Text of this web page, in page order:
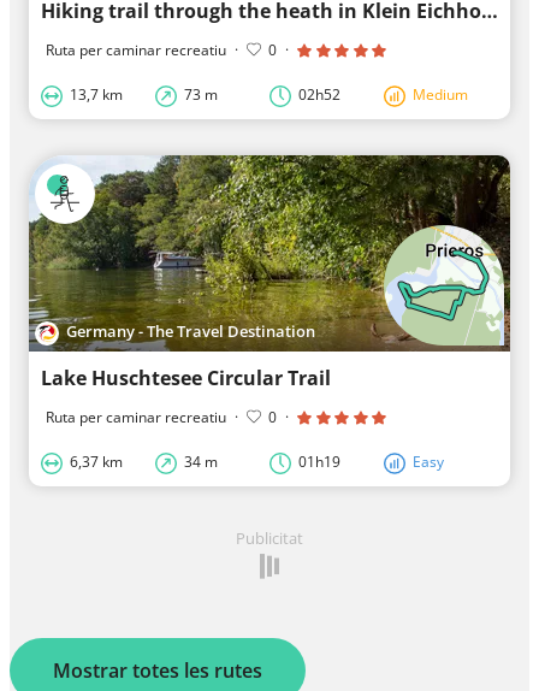
Hiking trail through the heath in Klein Eichholz and Prieros
Ruta per caminar recreatiu · 0 ·
13,7 km 73 m 02h52 Medium
Germany - The Travel Destination
Lake Huschtesee Circular Trail
Ruta per caminar recreatiu · 0 ·
6,37 km 34 m 01h19 Easy
Publicitat
Mostrar totes les rutes